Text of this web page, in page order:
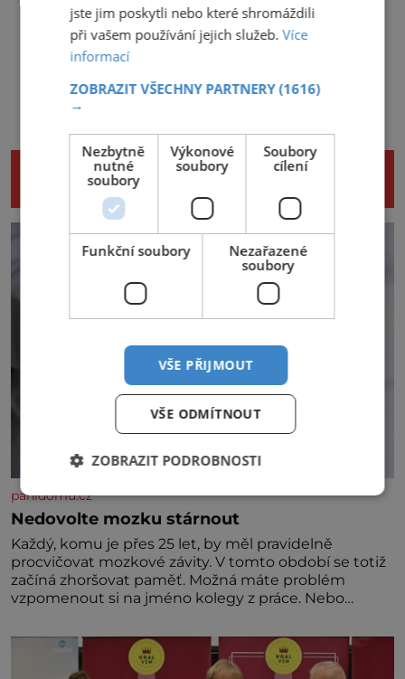
NENECHTE SI UJÍT DALŠÍ ZAJÍMAVÉ
panidomu.cz
Nedovolte mozku stárnout
Každý, komu je přes 25 let, by měl pravidelně
procvičovat mozkové závity. V tomto období se totiž
začíná zhoršovat paměť. Možná máte problém
vzpomenout si na jméno kolegy z práce. Nebo
nedávno přečetli. Je to opravdu tak, s věkem jako
kdyby se paměť rozhodla stávkovat. Cvičte
jste jim poskytli nebo které shromáždili
při vašem používání jejich služeb.Více
informací
ZOBRAZIT VŠECHNY PARTNERY(1616)
→
Nezbytně
nutné
soubory
Výkonové
soubory
Soubory
cílení
Funkční soubory
Nezařazené
soubory
VŠE PŘIJMOUT
VŠE ODMÍTNOUT
ZOBRAZIT PODROBNOSTI